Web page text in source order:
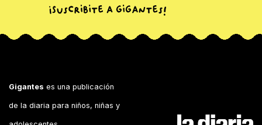
Gigantes es una publicación
de la diaria para niños, niñas y